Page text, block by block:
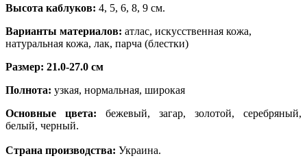
Высота каблуков: 4, 5, 6, 8, 9 см.
Варианты материалов: атлас, искусственная кожа,
натуральная кожа, лак, парча (блестки)
Размер: 21.0-27.0 см
Полнота: узкая, нормальная, широкая
Основные цвета: бежевый, загар, золотой, серебряный,
белый, черный.
Страна производства: Украина.